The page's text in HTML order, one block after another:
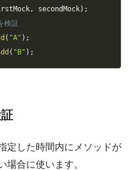
, secondMock) ;
検証
( "A" ) ;
( "B" ) ;
定した時間内にメソッドが
場合に使います。